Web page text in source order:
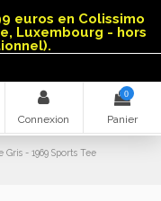
euros en Colissimo
Luxembourg - hors
Connexion
0
Panier
- 1969 Sports Tee